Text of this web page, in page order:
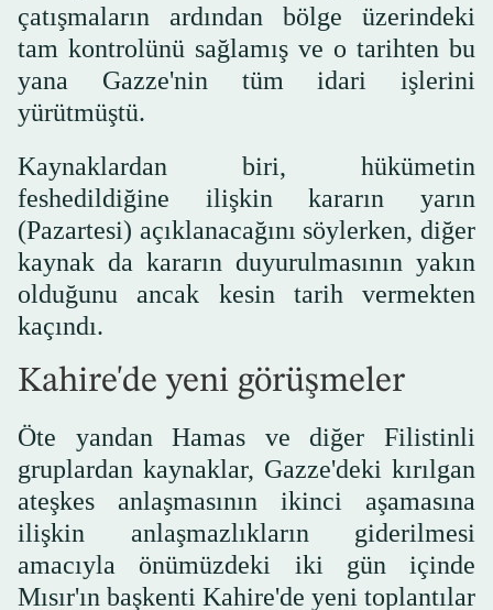
çatışmaların ardından bölge üzerindeki
tam kontrolünü sağlamış ve o tarihten bu
yana Gazze'nin tüm idari işlerini
yürütmüştü.
Kaynaklardan biri, hükümetin
feshedildiğine ilişkin kararın yarın
(Pazartesi) açıklanacağını söylerken, diğer
kaynak da kararın duyurulmasının yakın
olduğunu ancak kesin tarih vermekten
kaçındı.
Kahire'de yeni görüşmeler
Öte yandan Hamas ve diğer Filistinli
gruplardan kaynaklar, Gazze'deki kırılgan
ateşkes anlaşmasının ikinci aşamasına
ilişkin anlaşmazlıkların giderilmesi
amacıyla önümüzdeki iki gün içinde
Mısır'ın başkenti Kahire'de yeni toplantılar